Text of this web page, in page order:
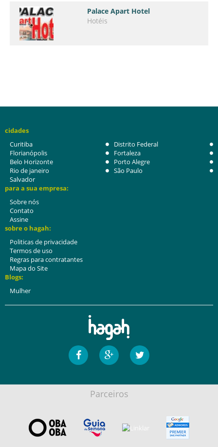
Palace Apart Hotel
Hotéis
cidades
Curitiba
Distrito Federal
Florianópolis
Fortaleza
Belo Horizonte
Porto Alegre
Rio de janeiro
São Paulo
Salvador
para a sua empresa:
Sobre nós
Contato
Assine
sobre o hagah:
Politicas de privacidade
Termos de uso
Regras para contratantes
Mapa do Site
Blogs:
Mulher
Parceiros